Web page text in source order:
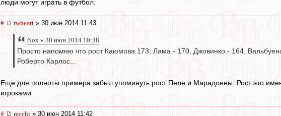
люди могут играть в футбол.
# rwheart » 30 июн 2014 11:43
Nox » 30 июн 2014 10:38
Просто напомню что рост Каюмова 173, Лама - 170, Джовинко - 164,
Роберто Карлос...
Еще для полноты примера забыл упоминуть рост Пеле и Марадонны. Рост это
игроками.
# recchi » 30 июн 2014 11:42